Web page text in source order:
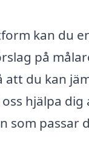
kan du
på
att du kan
hjälpa
som passar